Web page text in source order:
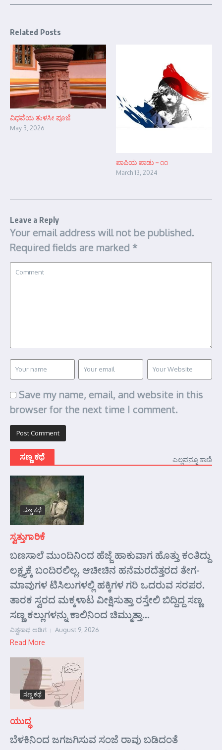
Related Posts
ವಿಧವೆಯ ತುಳಸೀ ಪೂಜೆ
May 3, 2026
ಪಾಪಿಯ ಪಾಡು – ೧೧
March 13, 2024
Leave a Reply
Your email address will not be published.
Required fields are marked *
Save my name, email, and website in this
browser for the next time I comment.
ಸಣ್ಣ ಕಥೆ ಎಲ್ಲವನ್ನೂ ಕಾಣಿ
ಸಣ್ಣ ಕಥೆ
ಸ್ವತ್ತುಗಾರಿಕೆ
ಬಣಸಾಲೆ ಮುಂದಿನಿಂದ ಹೆಜ್ಜೆ ಹಾಕುವಾಗ ಹೊತ್ತು ಕಂತಿದ್ದು
ಲಕ್ಷ್ಯಕ್ಕೆ ಬಂದಿರಲಿಲ್ಲ. ಆಚೀಚಿನ ಹನೆಮರದೆತ್ತರದ ತೇಗ-
ಮಾವುಗಳ ಟಿಸಿಲುಗಳಲ್ಲಿ ಹಕ್ಕಿಗಳ ಗರಿ ಒದರುವ ಸರಪರ.
ತಾರಕ ಸ್ವರದ ಮಕ್ಕಳಾಟ ವೀಕ್ಷಿಸುತ್ತಾ ರಸ್ತೇಲಿ ಬಿದ್ದಿದ್ದ ಸಣ್ಣ
ಸಣ್ಣ ಕಲ್ಲುಗಳನ್ನು ಕಾಲಿನಿಂದ ಚಿಮ್ಮುತ್ತಾ...
ವಿಶ್ವನಾಥ ಅಡಿಗ August 9, 2026
Read More
ಸಣ್ಣ ಕಥೆ
ಯುದ್ಧ
ಬೆಳಕಿನಿಂದ ಜಗಜಗಿಸುವ ಸಂಜೆ ರಾವು ಬಡಿದಂತೆ